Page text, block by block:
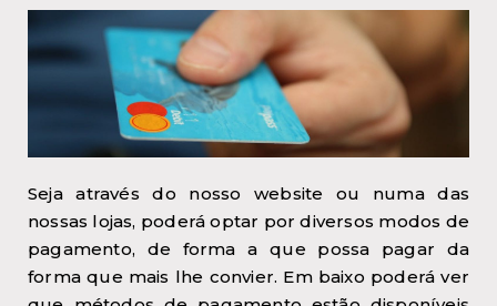
Seja através do nosso website ou numa das
nossas lojas, poderá optar por diversos modos de
pagamento, de forma a que possa pagar da
forma que mais lhe convier. Em baixo poderá ver